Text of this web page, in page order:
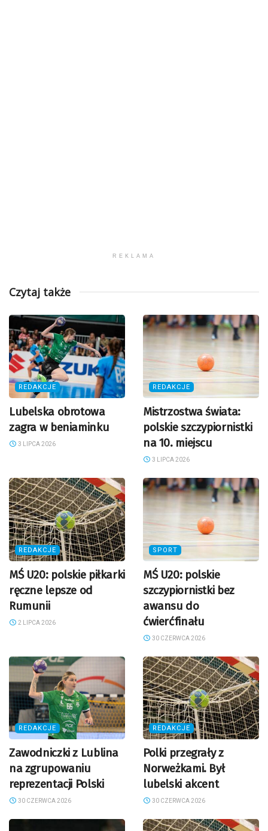
REKLAMA
Czytaj także
REDAKCJE
Lubelska obrotowa
zagra w beniaminku
3 LIPCA 2026
REDAKCJE
Mistrzostwa świata:
polskie szczypiornistki
na 10. miejscu
3 LIPCA 2026
REDAKCJE
MŚ U20: polskie piłkarki
ręczne lepsze od
Rumunii
2 LIPCA 2026
SPORT
MŚ U20: polskie
szczypiornistki bez
awansu do
ćwierćfinału
30 CZERWCA 2026
REDAKCJE
Zawodniczki z Lublina
na zgrupowaniu
reprezentacji Polski
30 CZERWCA 2026
REDAKCJE
Polki przegrały z
Norweżkami. Był
lubelski akcent
30 CZERWCA 2026